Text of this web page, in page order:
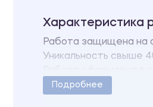
Характеристика
Работа защищена на
Уникальность свыше
Количество страниц -
Подробнее